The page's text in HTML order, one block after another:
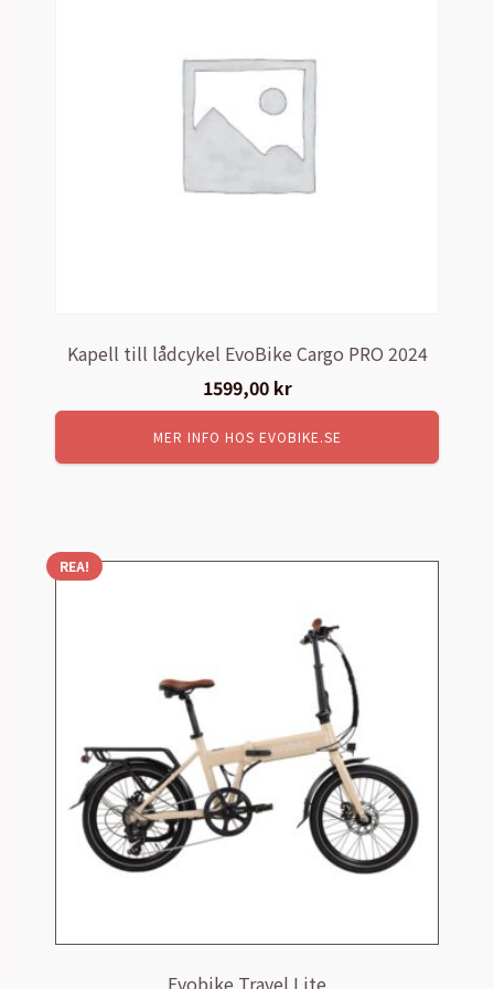
Kapell till lådcykel EvoBike Cargo PRO 2024
1599,00 kr
MER INFO HOS EVOBIKE.SE
REA!